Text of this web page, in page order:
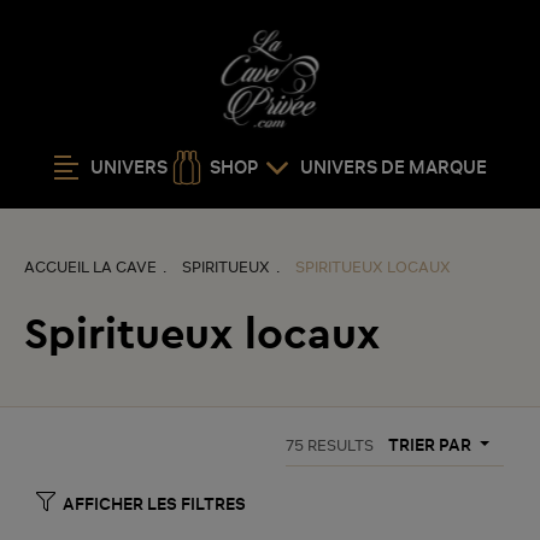
UNIVERS SHOP UNIVERS DE MARQUE
ACCUEIL LA CAVE SPIRITUEUX SPIRITUEUX LOCAUX
Spiritueux locaux
75 RESULTS TRIER PAR